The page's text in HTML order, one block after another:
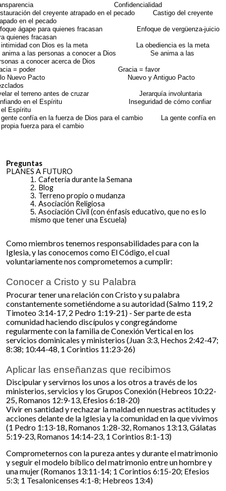
Confidencialidad
del creyente atrapado en el pecado Castigo del creyente
en el pecado
ágape para quienes fracasan Enfoque de vergüenza-juicio
quienes fracasan
intimidad con Dios es la meta La obediencia es la meta
anima a las personas a conocer a Dios Se anima a las
a conocer acerca de Dios
= poder Gracia = favor
Nuevo Pacto Nuevo y Antiguo Pacto
el terreno antes de cruzar Jerarquía involuntaria
en el Espíritu Inseguridad de cómo confiar
Espíritu
gente confía en la fuerza de Dios para el cambio La gente confía en
fuerza para el cambio
Preguntas
PLANES A FUTURO
Cafetería durante la Semana
Blog
Terreno propio o mudanza
Asociación Religiosa
Asociación Civil (con énfasis educativo, que no es lo
mismo que tener una Escuela)
Como miembros tenemos responsabilidades para con la
Iglesia, y las conocemos como El Código, el cual
voluntariamente nos comprometemos a cumplir:
Conocer a Cristo y su Palabra
Procurar tener una relación con Cristo y su palabra
constantemente sometiéndome a su autoridad (Salmo 119, 2
Timoteo 3:14-17, 2 Pedro 1:19-21) - Ser parte de esta
comunidad haciendo discípulos y congregándome
regularmente con la familia de Conexión Vertical en los
servicios dominicales y ministerios (Juan 3:3, Hechos 2:42-47;
8:38; 10:44-48, 1 Corintios 11:23-26)
Aplicar las enseñanzas que recibimos
Discipular y servirnos los unos a los otros a través de los
ministerios, servicios y los Grupos Conexión (Hebreos 10:22-
25, Romanos 12:9-13, Efesios 6:18-20)
Vivir en santidad y rechazar la maldad en nuestras actitudes y
acciones delante de la Iglesia y la comunidad en la que vivimos
(1 Pedro 1:13-18, Romanos 1:28-32, Romanos 13:13, Gálatas
5:19-23, Romanos 14:14-23, 1 Corintios 8:1-13)
Comprometernos con la pureza antes y durante el matrimonio
y seguir el modelo bíblico del matrimonio entre un hombre y
una mujer (Romanos 13:11-14; 1 Corintios 6:15-20; Efesios
5:3; 1 Tesalonicenses 4:1-8; Hebreos 13:4)